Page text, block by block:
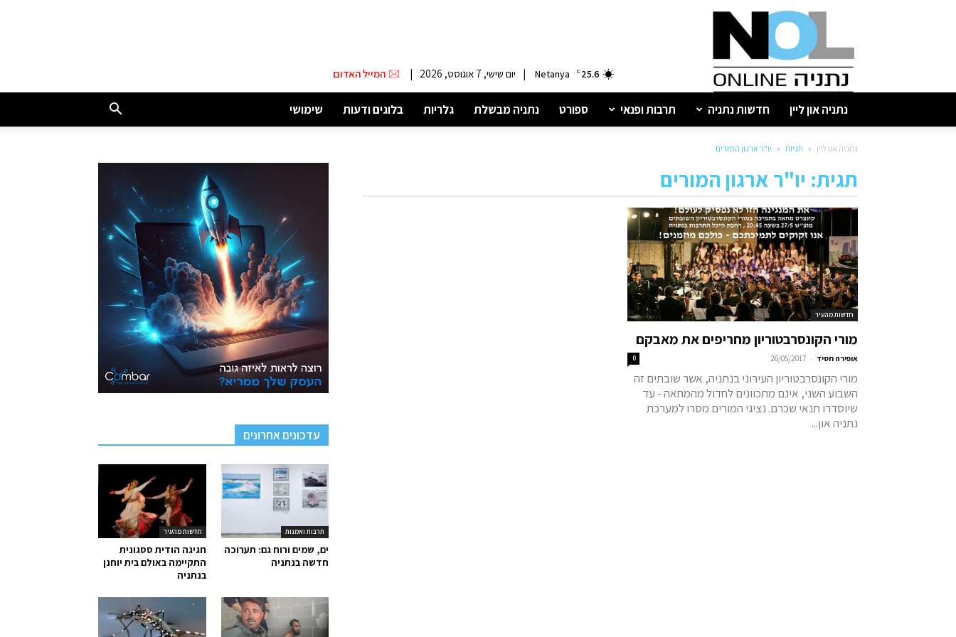
נתניה
25.6
C
Netanya
| יום שישי, 7 אוגוסט, 2026 | המייל האדום
נתניה און ליין חדשות נתניה תרבות ופנאי ספורט נתניה מבשלת גלריות בלוגים ודעות שימושי
נתניה און ליין תגיות יו"ר ארגון המורים
תגית: יו"ר ארגון המורים
חדשות מהעיר
מורי הקונסרבטוריון מחריפים את מאבקם
אופירה חסיד -
26/05/2017
0
מורי הקונסרבטוריון העירוני בנתניה, אשר שובתים זה
השבוע השני, אינם מתכוונים לחדול מהמחאה - עד
שיוסדרו תנאי שכרם. נציגי המורים מסרו למערכת
נתניה און...
עדכונים אחרונים
חדשות מהעיר
חגיגה הודית ססגונית
התקיימה באולם בית יוחנן
בנתניה
תרבות ואמנות
ים, שמים ורוח גם: תערוכה
חדשה בנתניה